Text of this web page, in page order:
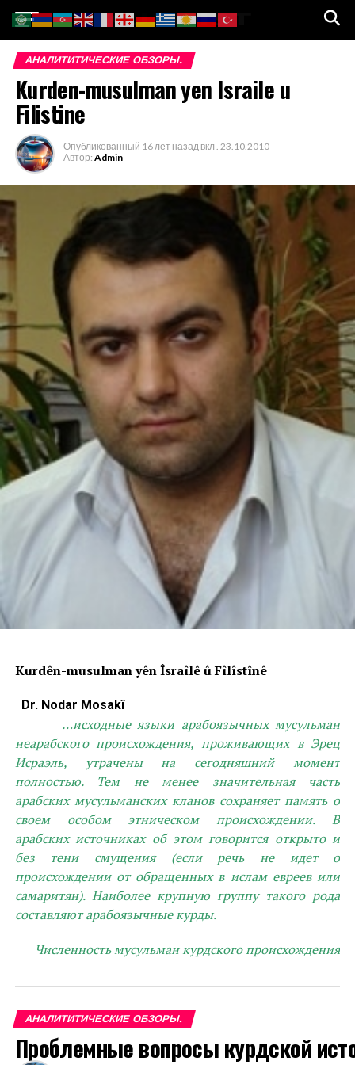
АНАЛИТИТИЧЕСКИЕ ОБЗОРЫ.
Kurden-musulman yen Israile u
Filistine
Опубликованный 16 лет назад вкл . 23.10.2010
Автор: Admin
Kurdên-musulman yên Îsraîlê û Fîlîstînê
Dr. Nodar Mosakî
…исходные языки арабоязычных мусульман
неарабского происхождения, проживающих в Эрец
Исраэль, утрачены на сегодняшний момент
полностью. Тем не менее значительная часть
арабских мусульманских кланов сохраняет память о
своем особом этническом происхождении. В
арабских источниках об этом говорится открыто и
без тени смущения (если речь не идет о
происхождении от обращенных в ислам евреев или
самаритян). Наиболее крупную группу такого рода
составляют арабоязычные курды.
Численность мусульман курдского происхождения
человек на территории собственно Израиля и
порядка400 тыс., если учитывать также мусульман
Иудеи и Самарии.Целиком заселены кланами
курдского происхождения деревни Абу эль-Хиджа на
АНАЛИТИТИЧЕСКИЕ ОБЗОРЫ.
Проблемные вопросы курдской
Go to mobile version